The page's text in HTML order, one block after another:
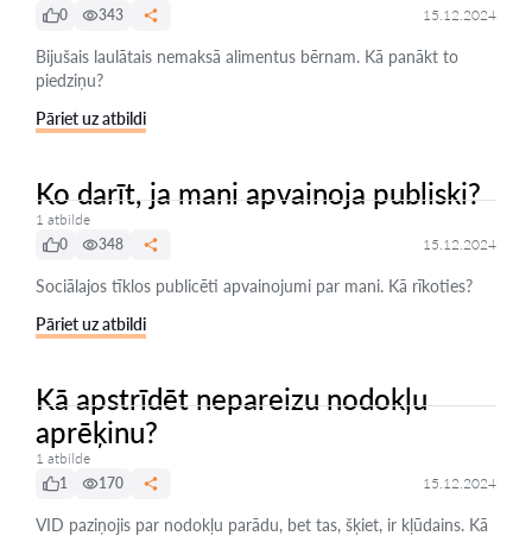
0
343 15.12.2024
Bijušais laulātais nemaksā alimentus bērnam. Kā panākt to
piedziņu?
Pāriet uz atbildi
Ko darīt, ja mani apvainoja publiski?
1 atbilde
0
348 15.12.2024
Sociālajos tīklos publicēti apvainojumi par mani. Kā rīkoties?
Pāriet uz atbildi
Kā apstrīdēt nepareizu nodokļu
aprēķinu?
1 atbilde
1
170 15.12.2024
VID paziņojis par nodokļu parādu, bet tas, šķiet, ir kļūdains. Kā